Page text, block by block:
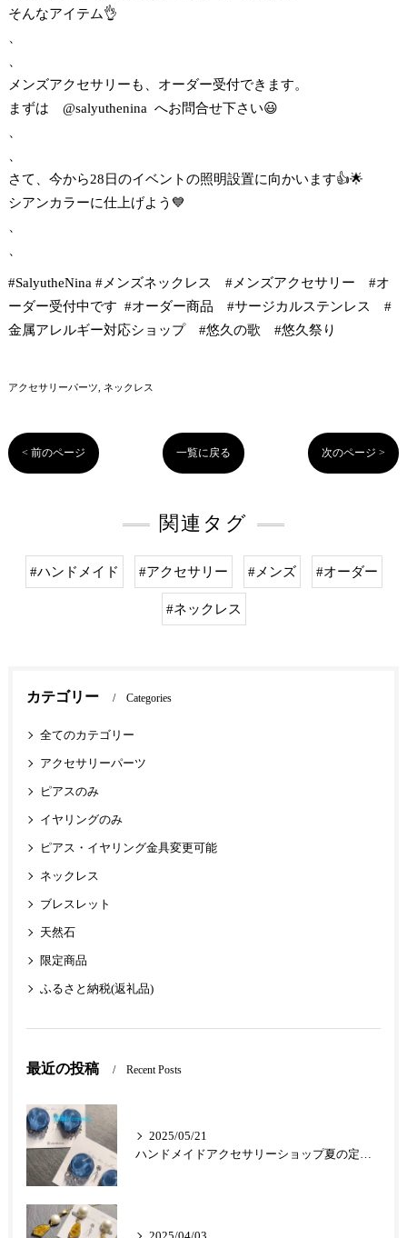
そんなアイテム👌
、
、
メンズアクセサリーも、オーダー受付できます。
まずは @salyuthenina へお問合せ下さい😃
、
、
さて、今から28日のイベントの照明設置に向かいます👍🌟
シアンカラーに仕上げよう💙
、
、
#SalyutheNina #メンズネックレス #メンズアクセサリー #オ
ーダー受付中です #オーダー商品 #サージカルステンレス #
金属アレルギー対応ショップ #悠久の歌 #悠久祭り
アクセサリーパーツ ネックレス
< 前のページ 一覧に戻る 次のページ >
関連タグ
#ハンドメイド #アクセサリー #メンズ #オーダー
#ネックレス
カテゴリー Categories
全てのカテゴリー
アクセサリーパーツ
ピアスのみ
イヤリングのみ
ピアス・イヤリング金具変更可能
ネックレス
ブレスレット
天然石
限定商品
ふるさと納税(返礼品)
最近の投稿 Recent Posts
2025/05/21
ハンドメイドアクセサリーショップ夏の定番クリアアクセ